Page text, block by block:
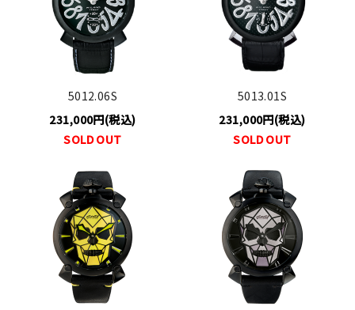
5012.06S
231,000円(税込)
SOLD OUT
5013.01S
231,000円(税込)
SOLD OUT